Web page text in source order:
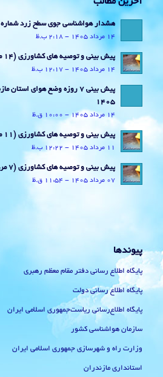
آخرین مطالب
هشدار هواشناسی جوی سطح زرد شماره 15 مورخ 14 مرداد 1405
14 مرداد 1405 - 2:18 ب.ظ
پیش بینی و توصیه های کشاورزی (14 مرداد ۱۴۰۵)
14 مرداد 1405 - 12:17 ب.ظ
1405
14 مرداد 1405 - 10:00 ق.ظ
پیش بینی و توصیه های کشاورزی (11 مرداد ۱۴۰۵)
11 مرداد 1405 - 12:22 ب.ظ
پیش بینی و توصیه های کشاورزی (7 مرداد ۱۴۰۵)
07 مرداد 1405 - 11:54 ق.ظ
پیوندها
پایگاه اطلاع رسانی دفتر مقام معظم رهبری
پایگاه اطلاع رسانی دولت
پایگاه اطلاع‌رسانی ریاست‌جمهوری اسلامی ایران
سازمان هواشناسی کشور
وزارت راه و شهرسازی جمهوری اسلامی ایران
استانداری مازندران